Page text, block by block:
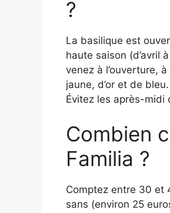
?
La basilique est
haute saison (d’avril
venez à l’ouverture,
jaune, d’or et de
Évitez les après-midi
Combien
Familia ?
Comptez entre 30 et
sans (environ 25